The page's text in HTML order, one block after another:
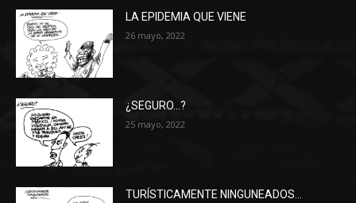
LA EPIDEMIA QUE VIENE
26 mayo, 2022
¿SEGURO…?
25 mayo, 2022
TURÍSTICAMENTE NINGUNEADOS…